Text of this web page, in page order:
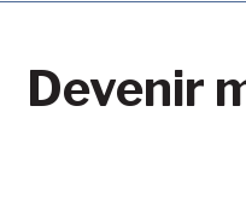
Devenir